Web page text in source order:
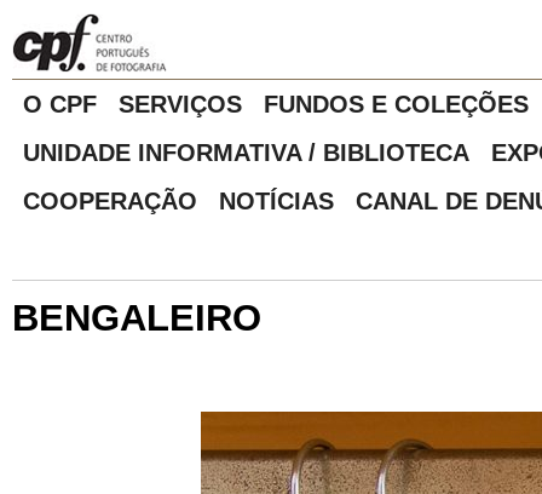
O CPF SERVIÇOS
FUNDOS E COLEÇÕES
UNIDADE INFORMATIVA / BIBLIOTECA
COOPERAÇÃO
NOTÍCIAS CANAL DE
BENGALEIRO